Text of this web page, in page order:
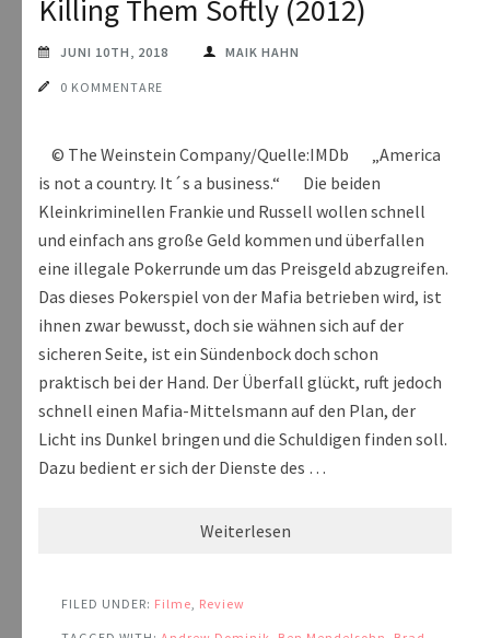
Killing Them Softly (2012)
JUNI 10TH, 2018 MAIK HAHN
0 KOMMENTARE
© The Weinstein Company/Quelle:IMDb „America
is not a country. It´s a business.“ Die beiden
Kleinkriminellen Frankie und Russell wollen schnell
und einfach ans große Geld kommen und überfallen
eine illegale Pokerrunde um das Preisgeld abzugreifen.
Das dieses Pokerspiel von der Mafia betrieben wird, ist
ihnen zwar bewusst, doch sie wähnen sich auf der
sicheren Seite, ist ein Sündenbock doch schon
praktisch bei der Hand. Der Überfall glückt, ruft jedoch
schnell einen Mafia-Mittelsmann auf den Plan, der
Licht ins Dunkel bringen und die Schuldigen finden soll.
Dazu bedient er sich der Dienste des …
Weiterlesen
FILED UNDER: Filme Review